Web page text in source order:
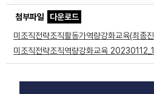
첨부파일
다운로드
미조직전략조직활동가역량강화교육(최종
미조직전략조직역량강화교육
노동상담
자료
부설기관